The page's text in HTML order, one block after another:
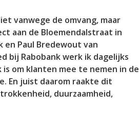
vanwege de omvang, maar
aan de Bloemendalstraat in
Paul Bredewout van
bij Rabobank werk ik dagelijks
om klanten mee te nemen in de
En juist daarom raakte dit
duurzaamheid,